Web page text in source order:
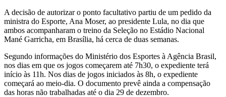
A decisão de autorizar o ponto facultativo partiu de um pedido da
ministra do Esporte, Ana Moser, ao presidente Lula, no dia que
ambos acompanharam o treino da Seleção no Estádio Nacional
Mané Garricha, em Brasília, há cerca de duas semanas.
Segundo informações do Ministério dos Esportes à Agência Brasil,
nos dias em que os jogos começarem até 7h30, o expediente terá
início às 11h. Nos dias de jogos iniciados às 8h, o expediente
começará ao meio-dia. O documento prevê ainda a compensação
das horas não trabalhadas até o dia 29 de dezembro.